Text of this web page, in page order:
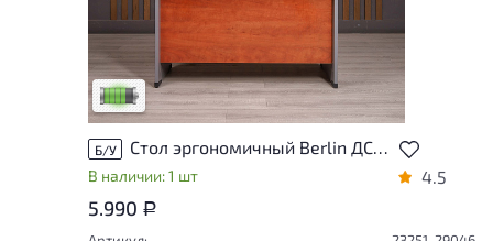
У товара присутствуют незначительные
следы эксплуатации, не влияющие на
удобство его использования
Низкая степень износа
Б/У Стол эргономичный Berlin ДСП Орех Россия
В наличии: 1 шт 4.5
5.990 Р